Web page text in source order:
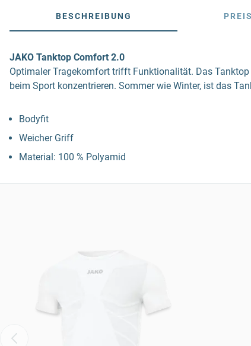
BESCHREIBUNG PREIS
JAKO Tanktop Comfort 2.0
Optimaler Tragekomfort trifft Funktionalität. Das
beim Sport konzentrieren. Sommer wie Winter, ist das
Bodyfit
Weicher Griff
Material: 100 % Polyamid